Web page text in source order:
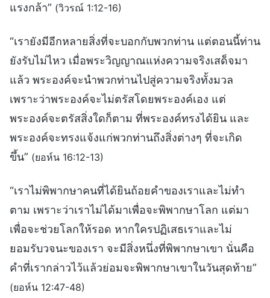
แรงกล้า” (วิวรณ์ 1:12-16)
“เรายังมีอีกหลายสิ่งที่จะบอกกับพวกท่าน แต่ตอนนี้ท่าน
ยังรับไม่ไหว เมื่อพระวิญญาณแห่งความจริงเสด็จมา
แล้ว พระองค์จะนำพวกท่านไปสู่ความจริงทั้งมวล
เพราะว่าพระองค์จะไม่ตรัสโดยพระองค์เอง แต่
พระองค์จะตรัสสิ่งใดก็ตาม ที่พระองค์ทรงได้ยิน และ
พระองค์จะทรงแจ้งแก่พวกท่านถึงสิ่งต่างๆ ที่จะเกิด
ขึ้น” (ยอห์น 16:12-13)
“เราไม่พิพากษาคนที่ได้ยินถ้อยคำของเราและไม่ทำ
ตาม เพราะว่าเราไม่ได้มาเพื่อจะพิพากษาโลก แต่มา
เพื่อจะช่วยโลกให้รอด หากใครปฏิเสธเราและไม่
ยอมรับวจนะของเรา จะมีสิ่งหนึ่งที่พิพากษาเขา นั่นคือ
คำที่เรากล่าวไว้แล้วย่อมจะพิพากษาเขาในวันสุดท้าย”
(ยอห์น 12:47-48)